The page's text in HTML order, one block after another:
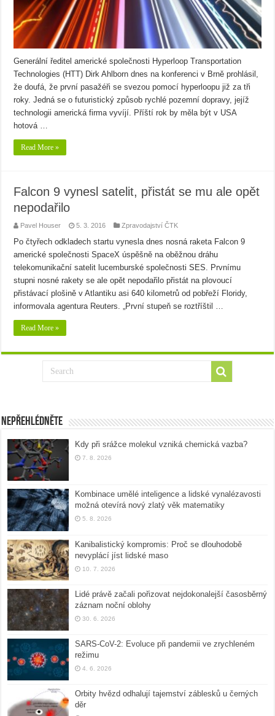
Generální ředitel americké společnosti Hyperloop Transportation
Technologies (HTT) Dirk Ahlborn dnes na konferenci v Brně prohlásil,
že doufá, že první pasažéři se svezou pomocí hyperloopu již za tři
roky. Jedná se o futuristický způsob rychlé pozemní dopravy, jejíž
technologii americká firma vyvíjí. Příští rok by měla být v USA
hotová …
Read More »
Falcon 9 vynesl satelit, přistát se mu ale opět
nepodařilo
Pavel Houser 5. 3. 2016 Zpravodajství ČTK
Po čtyřech odkladech startu vynesla dnes nosná raketa Falcon 9
americké společnosti SpaceX úspěšně na oběžnou dráhu
telekomunikační satelit lucemburské společnosti SES. Prvnímu
stupni nosné rakety se ale opět nepodařilo přistát na plovoucí
přistávací plošině v Atlantiku asi 640 kilometrů od pobřeží Floridy,
informovala agentura Reuters. „První stupeň se roztříštil …
Read More »
Nepřehlédněte
Kdy při srážce molekul vzniká chemická vazba?
7. 8. 2026
Kombinace umělé inteligence a lidské vynalézavosti
možná otevírá nový zlatý věk matematiky
5. 8. 2026
Kanibalistický kompromis: Proč se dlouhodobě
nevyplácí jíst lidské maso
10. 7. 2026
Lidé právě začali pořizovat nejdokonalejší časosběrný
záznam noční oblohy
30. 6. 2026
SARS-CoV-2: Evoluce při pandemii ve zrychleném
režimu
4. 6. 2026
Orbity hvězd odhalují tajemství záblesků u černých
děr